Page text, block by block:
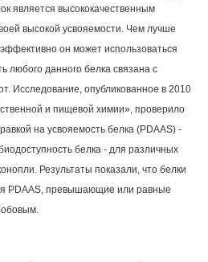
является высококачественным
высокой усвояемости. Чем лучше
он может использоваться
любого данного белка связана с
Исследование, опубликованное в 2010
и пищевой химии», проверило
на усвояемость белка (PDAAS) -
белка - для различных
Результаты показали, что белки
PDAAS, превышающие или равные